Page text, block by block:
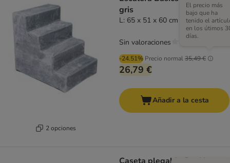
2 opciones
gris
L: 65 x 51 x 60 cm (L x An x Al)
-24.51% Precio normal35,49 €
El precio más
bajo que ha
tenido el
en los útimos
días.
26,79 €
Sin valoraciones
Añadir a la cesta